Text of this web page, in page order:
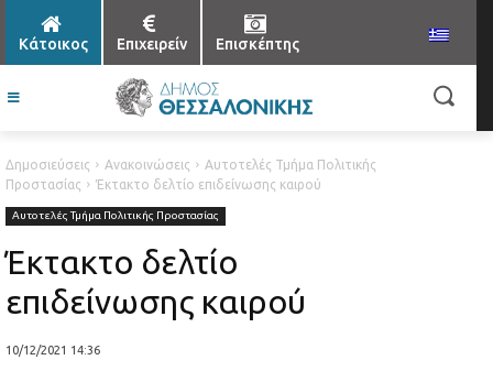
Κάτοικος Επιχειρείν Επισκέπτης
Δημοσιεύσεις Ανακοινώσεις
Αυτοτελές Τμήμα Πολιτικής
Προστασίας
Έκτακτο δελτίο επιδείνωσης καιρού
Αυτοτελές Τμήμα Πολιτικής Προστασίας
Έκτακτο δελτίο
επιδείνωσης καιρού
10/12/2021 14:36